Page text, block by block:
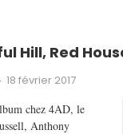
Hill, Red
· 18 février 2017
chez 4AD, le
Anthony